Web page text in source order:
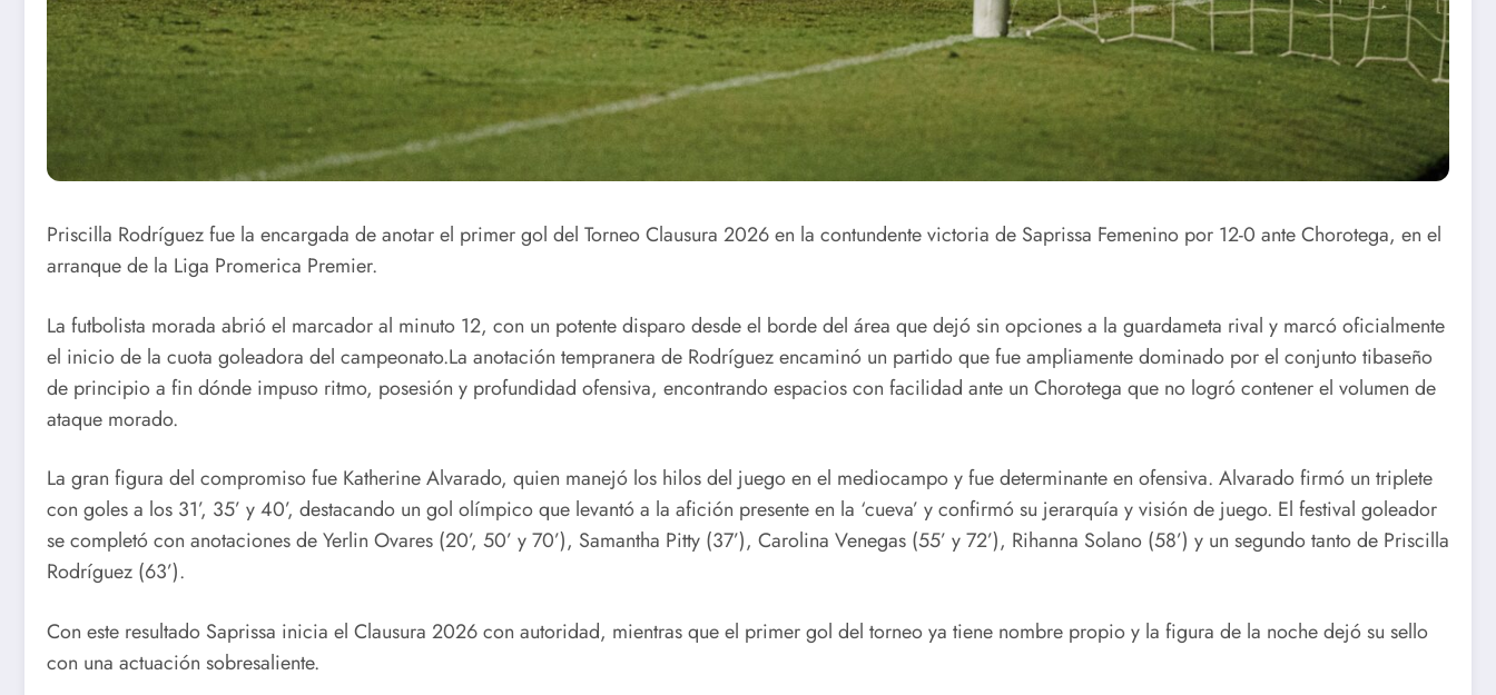
Priscilla Rodríguez fue la encargada de anotar el primer gol del Torneo Clausura 2026 en la contundente victoria de Saprissa Femenino por 12-0 ante Chorotega, en el
arranque de la Liga Promerica Premier.
La futbolista morada abrió el marcador al minuto 12, con un potente disparo desde el borde del área que dejó sin opciones a la guardameta rival y marcó oficialmente
el inicio de la cuota goleadora del campeonato.La anotación tempranera de Rodríguez encaminó un partido que fue ampliamente dominado por el conjunto tibaseño
de principio a fin dónde impuso ritmo, posesión y profundidad ofensiva, encontrando espacios con facilidad ante un Chorotega que no logró contener el volumen de
ataque morado.
La gran figura del compromiso fue Katherine Alvarado, quien manejó los hilos del juego en el mediocampo y fue determinante en ofensiva. Alvarado firmó un triplete
con goles a los 31’, 35’ y 40’, destacando un gol olímpico que levantó a la afición presente en la ‘cueva’ y confirmó su jerarquía y visión de juego. El festival goleador
se completó con anotaciones de Yerlin Ovares (20’, 50’ y 70’), Samantha Pitty (37’), Carolina Venegas (55’ y 72’), Rihanna Solano (58’) y un segundo tanto de Priscilla
Rodríguez (63’).
Con este resultado Saprissa inicia el Clausura 2026 con autoridad, mientras que el primer gol del torneo ya tiene nombre propio y la figura de la noche dejó su sello
con una actuación sobresaliente.